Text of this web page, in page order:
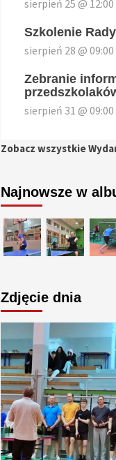
sierpień 25 @ 12:00
Szkolenie
sierpień 28 @ 09:00
Zebranie
sierpień 31 @ 09:00
Zobacz wszystkie
Najnowsze w
Zdjęcie dnia